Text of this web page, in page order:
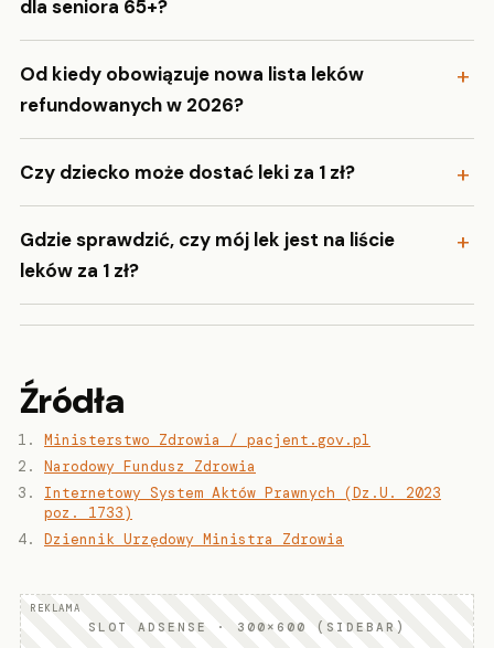
dla seniora 65+?
Od kiedy obowiązuje nowa lista leków
refundowanych w 2026?
Czy dziecko może dostać leki za 1 zł?
Gdzie sprawdzić, czy mój lek jest na liście
leków za 1 zł?
Źródła
Ministerstwo Zdrowia / pacjent.gov.pl
Narodowy Fundusz Zdrowia
Internetowy System Aktów Prawnych (Dz.U. 2023
poz. 1733)
Dziennik Urzędowy Ministra Zdrowia
SLOT ADSENSE · 300×600 (SIDEBAR)